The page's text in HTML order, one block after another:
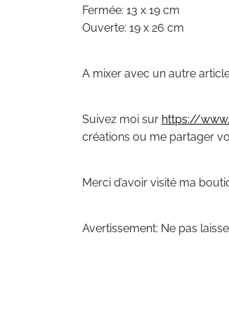
Fermée: 13 x 19 cm
Ouverte: 19 x 26 cm
A mixer avec un autre
Suivez moi sur https://
créations ou me partager
Merci d’avoir visité ma
Avertissement: Ne pas